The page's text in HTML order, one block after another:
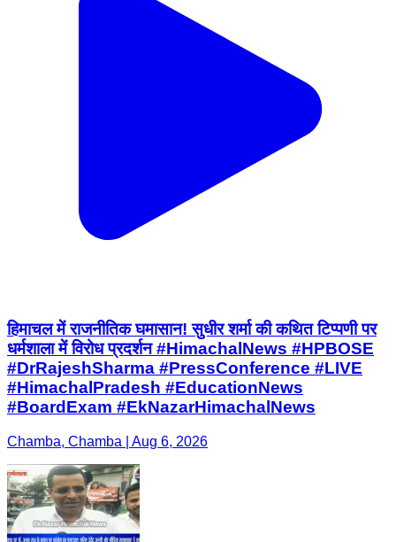
हिमाचल में राजनीतिक घमासान! सुधीर शर्मा की कथित टिप्पणी पर
धर्मशाला में विरोध प्रदर्शन #HimachalNews #HPBOSE
#DrRajeshSharma #PressConference #LIVE
#HimachalPradesh #EducationNews
#BoardExam #EkNazarHimachalNews
Chamba, Chamba | Aug 6, 2026